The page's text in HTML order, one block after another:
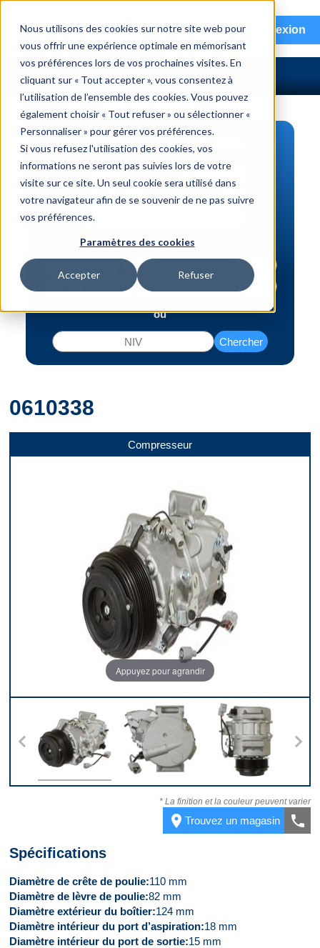
Nous utilisons des cookies sur notre site web pour
vous offrir une expérience optimale en mémorisant
vos préférences lors de vos prochaines visites. En
cliquant sur « Tout accepter », vous consentez à
l’utilisation de l’ensemble des cookies. Vous pouvez
également choisir « Tout refuser » ou sélectionner «
Personnaliser » pour gérer vos préférences.
Si vous refusez l'utilisation des cookies, vos
informations ne seront pas suivies lors de votre
visite sur ce site. Un seul cookie sera utilisé dans
votre navigateur afin de se souvenir de ne pas suivre
vos préférences.
Paramètres des cookies
Accepter Refuser
menu Connexion
RECHERCHE DE PIÈCES
Véhicule | NIV
Numéro de pièce | interchange
ou
Chercher
0610338
Compresseur
Appuyez pour agrandir
Derrière Dessous
* La finition et la couleur peuvent varier
place Trouvez un magasin call
Spécifications
Diamètre de crête de poulie 110 mm
Diamètre de lèvre de poulie 82 mm
Diamètre extérieur du boîtier 124 mm
Diamètre intérieur du port d’aspiration 18 mm
Diamètre intérieur du port de sortie 15 mm